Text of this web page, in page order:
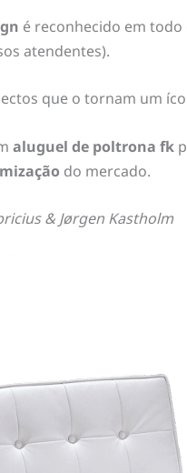
é reconhecido em todo
atendentes).
que o tornam um
aluguel de poltrona fk
do mercado.
& Jørgen Kastholm